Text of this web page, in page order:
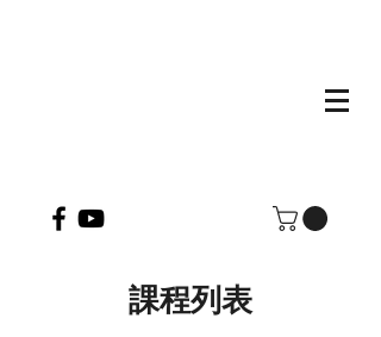
課程列表